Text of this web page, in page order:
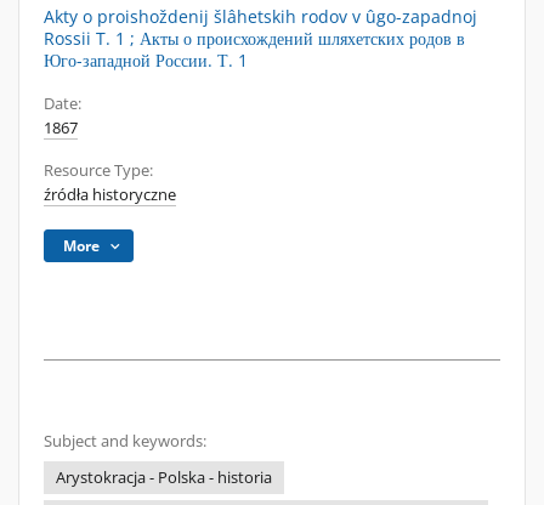
Akty o proishoždenij šlâhetskih rodov v ûgo-zapadnoj
Rossii T. 1 ; Акты о происхождений шляхетских родов в
Юго-западной России. Т. 1
Date:
1867
Resource Type:
źródła historyczne
More
Subject and keywords:
Arystokracja - Polska - historia